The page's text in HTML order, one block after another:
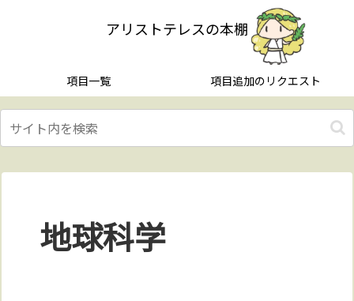
アリストテレスの本棚
項目一覧 項目追加のリクエスト
地球科学